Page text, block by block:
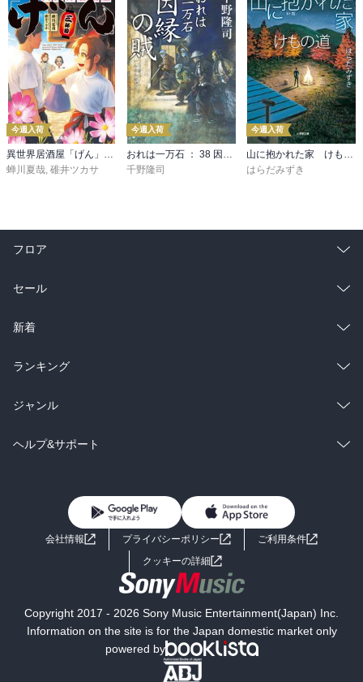
今週入荷
蝉川夏哉 碓井ツカサ
今週入荷
千野隆司
今週入荷
はらだみずき
フロア
総合
ラノベ
雑誌・グラビア
BL・TL
セール
総合
ラノベ
雑誌・グラビア
BL・TL
新着
総合
ラノベ
雑誌・グラビア
ランキング
総合
ラノベ
ジャンル
コミック
ライトノベル 男子向けラノベ
小説
海外小説
ミステリー SF
文学
ヘルプ&サポート
よくあるご質問 お問い合わせ
会社情報 プライバシーポリシー
ご利用条件
クッキーの詳細
Copyright 2017 - 2026 Sony Music Entertainment(Japan) Inc.
Information on the site is for the Japan domestic market only
powered by